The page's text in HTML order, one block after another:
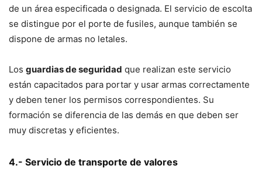
de un área especificada o designada. El servicio de escolta
se distingue por el porte de fusiles, aunque también se
dispone de armas no letales.
Los guardias de seguridad que realizan este servicio
están capacitados para portar y usar armas correctamente
y deben tener los permisos correspondientes. Su
formación se diferencia de las demás en que deben ser
muy discretas y eficientes.
4.- Servicio de transporte de valores